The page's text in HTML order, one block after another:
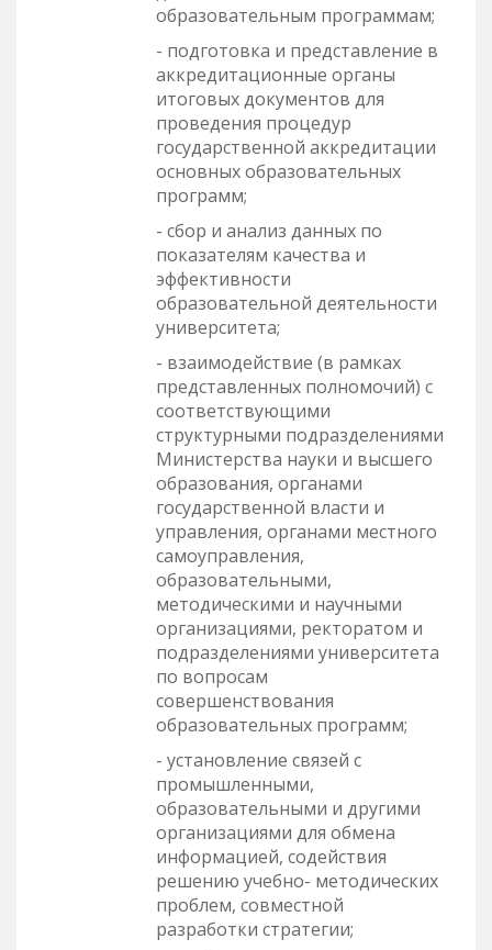
образовательным программам;
- подготовка и представление в
аккредитационные органы
итоговых документов для
проведения процедур
государственной аккредитации
основных образовательных
программ;
- сбор и анализ данных по
показателям качества и
эффективности
образовательной деятельности
университета;
- взаимодействие (в рамках
представленных полномочий) с
соответствующими
структурными подразделениями
Министерства науки и высшего
образования, органами
государственной власти и
управления, органами местного
самоуправления,
образовательными,
методическими и научными
организациями, ректоратом и
подразделениями университета
по вопросам
совершенствования
образовательных программ;
- установление связей с
промышленными,
образовательными и другими
организациями для обмена
информацией, содействия
решению учебно- методических
проблем, совместной
разработки стратегии;